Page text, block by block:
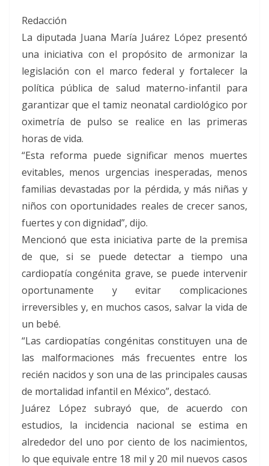
Redacción
La diputada Juana María Juárez López presentó
una iniciativa con el propósito de armonizar la
legislación con el marco federal y fortalecer la
política pública de salud materno-infantil para
garantizar que el tamiz neonatal cardiológico por
oximetría de pulso se realice en las primeras
horas de vida.
“Esta reforma puede significar menos muertes
evitables, menos urgencias inesperadas, menos
familias devastadas por la pérdida, y más niñas y
niños con oportunidades reales de crecer sanos,
fuertes y con dignidad”, dijo.
Mencionó que esta iniciativa parte de la premisa
de que, si se puede detectar a tiempo una
cardiopatía congénita grave, se puede intervenir
oportunamente y evitar complicaciones
irreversibles y, en muchos casos, salvar la vida de
un bebé.
“Las cardiopatías congénitas constituyen una de
las malformaciones más frecuentes entre los
recién nacidos y son una de las principales causas
de mortalidad infantil en México”, destacó.
Juárez López subrayó que, de acuerdo con
estudios, la incidencia nacional se estima en
alrededor del uno por ciento de los nacimientos,
lo que equivale entre 18 mil y 20 mil nuevos casos